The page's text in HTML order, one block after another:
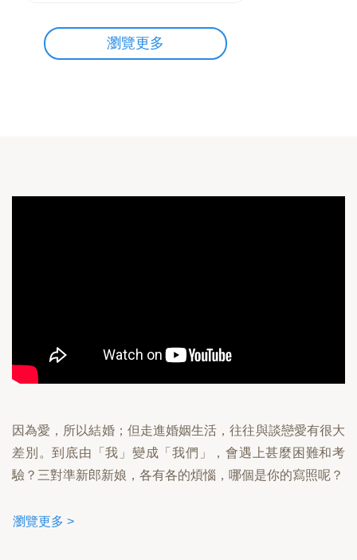
瀏覽更多
因為愛，所以結婚；但走進婚姻生活，往往與談戀愛有很大
差別。到底由「我」變成「我們」，會遇上甚麼困難和考
驗？三對準新郎新娘，各有各的煩惱，哪個是你的寫照呢？
瀏覽更多 >